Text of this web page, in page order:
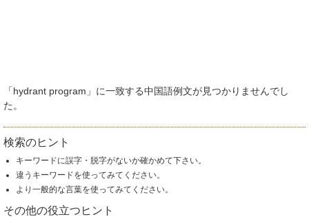
「hydrant program」に一致する中国語例文が見つかりませんでし
た。
検索のヒント
キーワードに誤字・脱字がないか確かめて下さい。
違うキーワードを使ってみてください。
より一般的な言葉を使ってみてください。
その他の役立つヒント